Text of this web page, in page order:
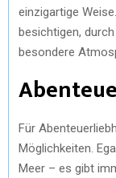
einzigartige
besichtigen,
besondere
Für
Möglichkeiten.
Meer – es gibt